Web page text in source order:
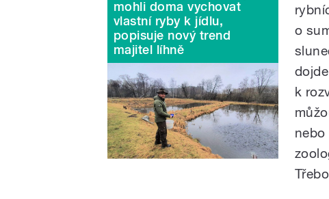
mohli doma vychovat
vlastní ryby k jídlu,
popisuje nový trend
majitel líhně
o
k
nebo